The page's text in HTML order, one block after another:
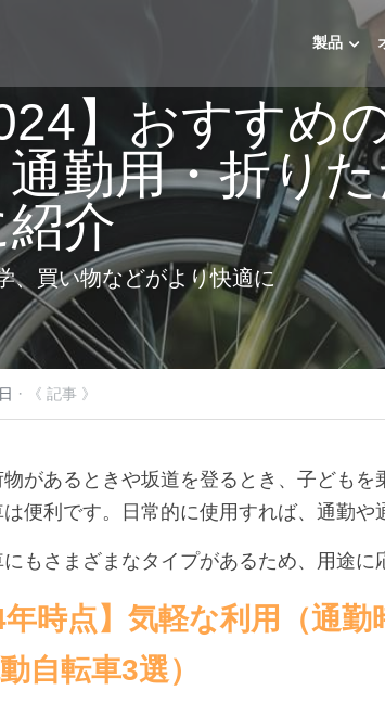
製品
】おすすめ
勤用・折り
紹介
、買い物などがより快適に
· 《 記事 》
物があるときや坂道を登るとき、子ども
便利です。日常的に使用すれば、通勤や
もさまざまなタイプがあるため、用途に
年時点】気軽な利用（通
自転車3選）